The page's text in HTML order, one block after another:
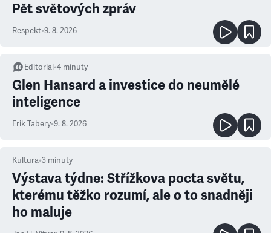
Pět světových zpráv
Respekt•9. 8. 2026
Editorial •4 minuty
Glen Hansard a investice do neumělé
inteligence
Erik Tabery•9. 8. 2026
Kultura•3 minuty
Výstava týdne: Střížkova pocta světu,
kterému těžko rozumí, ale o to snadněji
ho maluje